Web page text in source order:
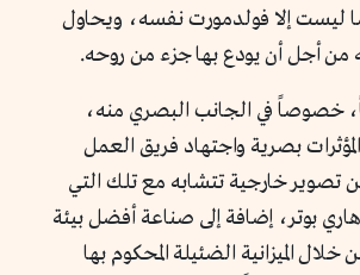
ليست إلا فولدمورت نفسه، ويحاول
من أجل أن يودع بها جزء من روحه.
خصوصاً في الجانب البصري منه،
بصرية واجتهاد فريق العمل
تصوير خارجية تتشابه مع تلك التي
بوتر، إضافة إلى صناعة أفضل بيئة
الميزانية الضئيلة المحكوم بها